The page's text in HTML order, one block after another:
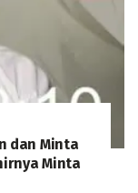
dan Minta
Minta